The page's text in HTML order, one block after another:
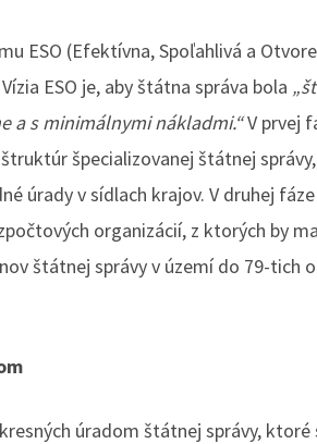
ESO (Efektívna, Spoľahlivá a
ESO je, aby štátna správa bola
a s minimálnymi nákladmi.“V prvej
špecializovanej štátnej
úrady v sídlach krajov. V druhej
organizácií, z ktorých by
štátnej správy v území do 79-tich
úradom štátnej správy, ktoré